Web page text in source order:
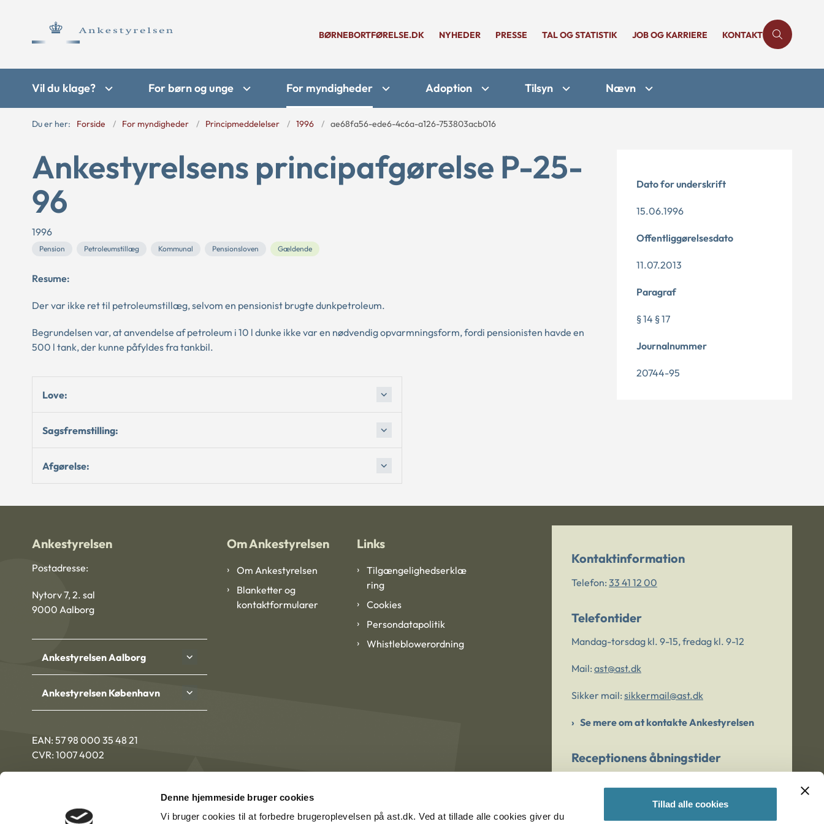
Denne hjemmeside bruger cookies
Vi bruger cookies til at forbedre brugeroplevelsen på ast.dk. Ved at tillade alle cookies giver du
Tillad alle cookies
BØRNEBORTFØRELSE.DK NYHEDER PRESSE TAL OG STATISTIK JOB OG KARRIERE KONTAKT
Vil du klage? For børn og unge For myndigheder Adoption Tilsyn Nævn
Du er her: Forside For myndigheder Principmeddelelser 1996 ae68fa56-ede6-4c6a-a126-753803acb016
Ankestyrelsens principafgørelse P-25-
96
1996
Pension Petroleumstillæg Kommunal Pensionsloven Gældende
Resume:
Der var ikke ret til petroleumstillæg, selvom en pensionist brugte dunkpetroleum.
Begrundelsen var, at anvendelse af petroleum i 10 l dunke ikke var en nødvendig opvarmningsform, fordi pensionisten havde en
500 l tank, der kunne påfyldes fra tankbil.
Love:
Sagsfremstilling:
Afgørelse:
Dato for underskrift
15.06.1996
Offentliggørelsesdato
11.07.2013
Paragraf
§ 14 § 17
Journalnummer
20744-95
Ankestyrelsen
Postadresse:
Nytorv 7, 2. sal
9000 Aalborg
Ankestyrelsen Aalborg
Ankestyrelsen København
EAN: 57 98 000 35 48 21
CVR: 1007 4002
Om Ankestyrelsen
Om Ankestyrelsen
Blanketter og
kontaktformularer
Links
Tilgængelighedserklæ
ring
Cookies
Persondatapolitik
Whistleblowerordning
Kontaktinformation
Telefon: 33 41 12 00
Telefontider
Mandag-torsdag kl. 9-15, fredag kl. 9-12
Mail: ast@ast.dk
Sikker mail: sikkermail@ast.dk
Se mere om at kontakte Ankestyrelsen
Receptionens åbningstider